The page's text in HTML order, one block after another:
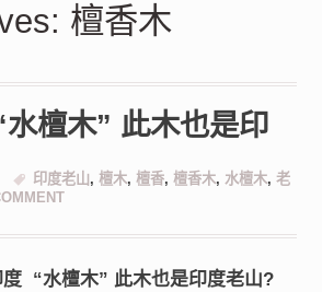
檀香木
檀木” 此木也是印
印度老山, 檀木, 檀香, 檀香木, 水檀木, 老
“水檀木” 此木也是印度老山?